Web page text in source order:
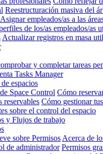
Reestructuración masiva del
Asignar empleados/as a las
de los/as empleados/as
Actualizar registros en masa
y completar tareas
Tasks Manager
espacios
Space Control Cómo
reservables Cómo gestionar
sobre el control del espacio
y Flujos de trabajo
sobre Permisos Acerca de
de administrador Permisos